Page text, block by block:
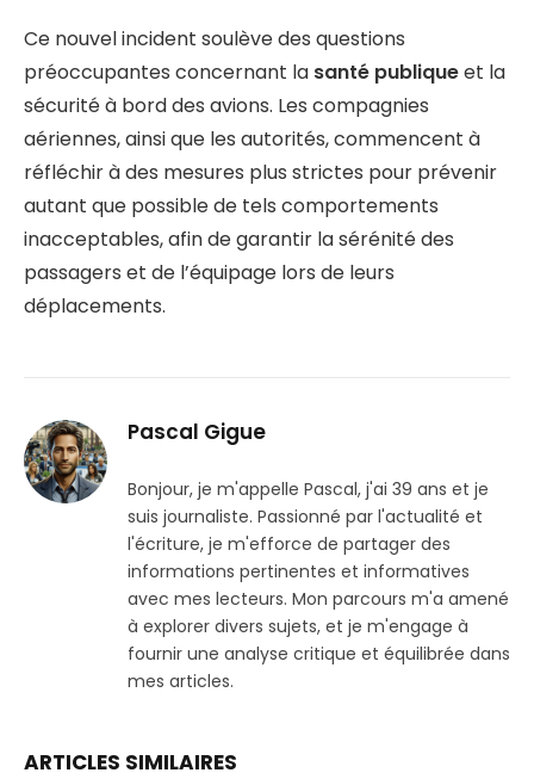
Ce nouvel incident soulève des questions
préoccupantes concernant la santé publiqueet la
sécurité à bord des avions. Les compagnies
aériennes, ainsi que les autorités, commencent à
réfléchir à des mesures plus strictes pour prévenir
autant que possible de tels comportements
inacceptables, afin de garantir la sérénité des
passagers et de l’équipage lors de leurs
déplacements.
Pascal Gigue
Bonjour, je m'appelle Pascal, j'ai 39 ans et je
suis journaliste. Passionné par l'actualité et
l'écriture, je m'efforce de partager des
informations pertinentes et informatives
avec mes lecteurs. Mon parcours m'a amené
à explorer divers sujets, et je m'engage à
fournir une analyse critique et équilibrée dans
mes articles.
ARTICLES SIMILAIRES